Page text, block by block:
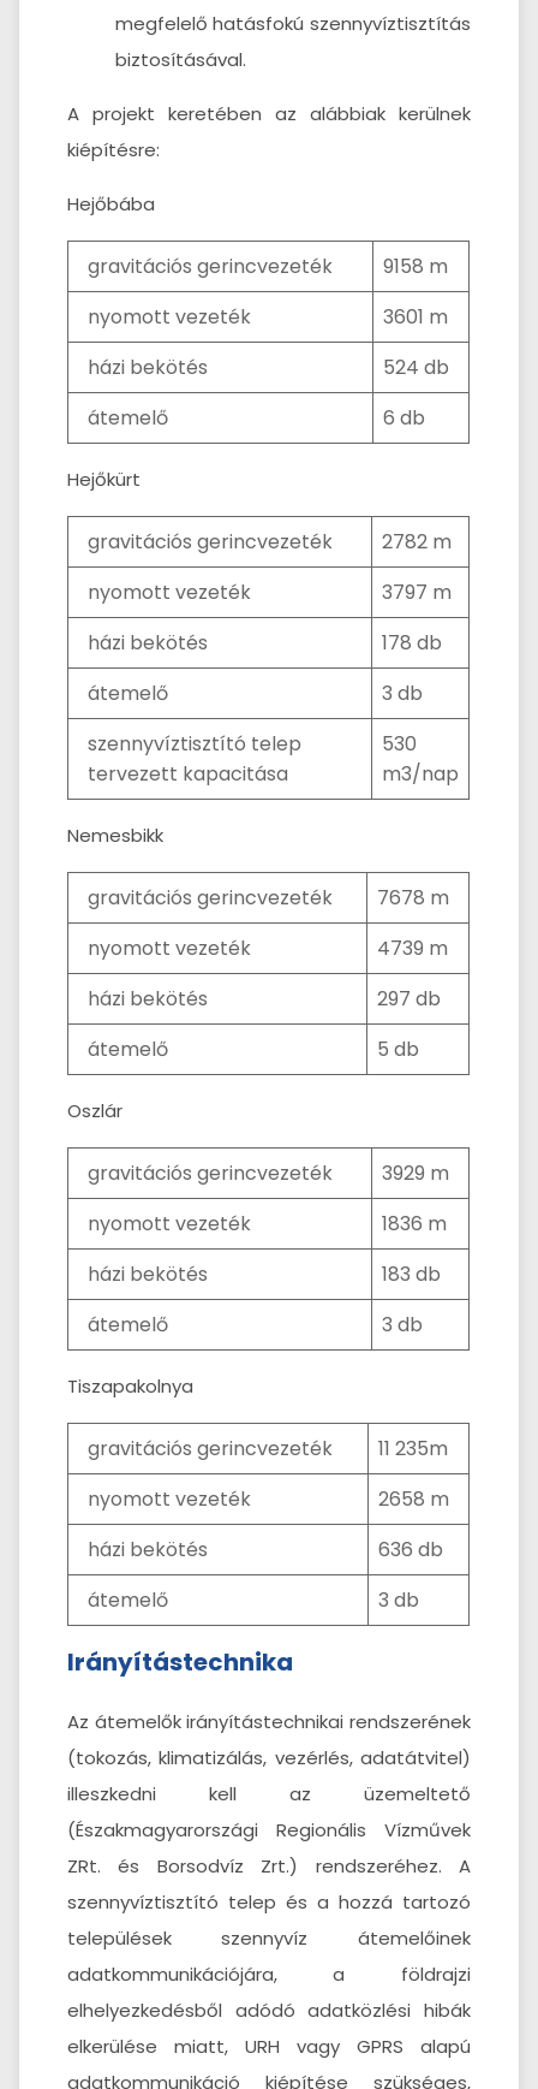
megfelelő hatásfokú szennyvíztisztítás
biztosításával.
A projekt keretében az alábbiak kerülnek
kiépítésre:
Hejőbába
gravitációs gerincvezeték
9158 m
nyomott vezeték
3601 m
házi bekötés
524 db
átemelő
6 db
Hejőkürt
gravitációs gerincvezeték
2782 m
nyomott vezeték
3797 m
házi bekötés
178 db
átemelő
3 db
szennyvíztisztító telep
tervezett kapacitása
530
m3/nap
Nemesbikk
gravitációs gerincvezeték
7678 m
nyomott vezeték
4739 m
házi bekötés
297 db
átemelő
5 db
Oszlár
gravitációs gerincvezeték
3929 m
nyomott vezeték
1836 m
házi bekötés
183 db
átemelő
3 db
Tiszapakolnya
gravitációs gerincvezeték
11 235m
nyomott vezeték
2658 m
házi bekötés
636 db
átemelő
3 db
Irányítástechnika
Az átemelők irányítástechnikai rendszerének
(tokozás, klimatizálás, vezérlés, adatátvitel)
illeszkedni kell az üzemeltető
(Északmagyarországi Regionális Vízművek
ZRt. és Borsodvíz Zrt.) rendszeréhez. A
szennyvíztisztító telep és a hozzá tartozó
települések szennyvíz átemelőinek
adatkommunikációjára, a földrajzi
elhelyezkedésből adódó adatközlési hibák
elkerülése miatt, URH vagy GPRS alapú
adatkommunikáció kiépítése szükséges,